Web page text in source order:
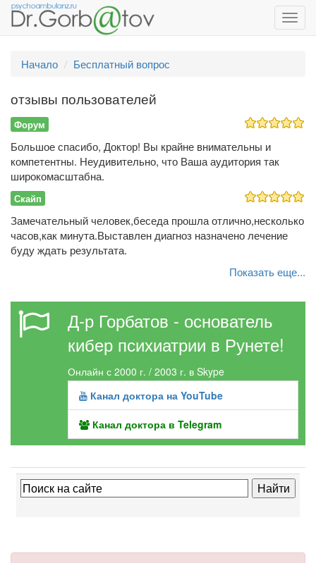
Начало
Бесплатный вопрос
отзывы пользователей
Форум
Большое спасибо, Доктор! Вы крайне внимательны и
компетентны. Неудивительно, что Ваша аудитория так
широкомасштабна.
Скайп
Замечательный человек,беседа прошла отлично,несколько
часов,как минута.Выставлен диагноз назначено лечение
буду ждать результата.
Показать еще...
Д-р Горбатов - основатель
кибер психиатрии в Рунете!
Онлайн с 2000 г. / 2003 г. в Skype
Канал доктора на YouTube
Канал доктора в Telegram